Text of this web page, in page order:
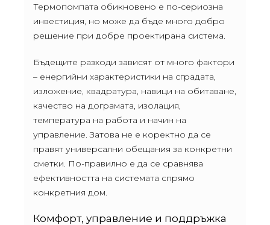
Термопомпата обикновено е по-сериозна
инвестиция, но може да бъде много добро
решение при добре проектирана система.
Бъдещите разходи зависят от много фактори
– енергийни характеристики на сградата,
изложение, квадратура, навици на обитаване,
качество на дограмата, изолация,
температура на работа и начин на
управление. Затова не е коректно да се
правят универсални обещания за конкретни
сметки. По-правилно е да се сравнява
ефективността на системата спрямо
конкретния дом.
Комфорт, управление и поддръжка